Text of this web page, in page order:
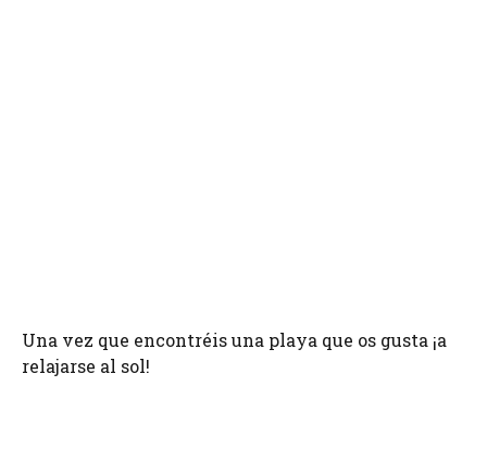
Una vez que encontréis una playa que os gusta ¡a
relajarse al sol!